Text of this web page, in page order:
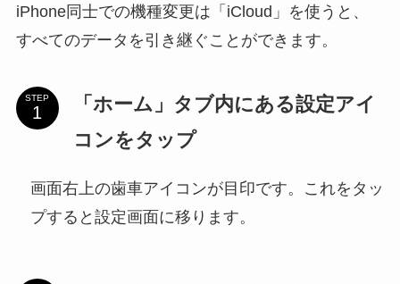
iPhone同士での機種変更は「iCloud」を使うと、
すべてのデータを引き継ぐことができます。
STEP
「ホーム」タブ内にある設定アイ
コンをタップ
画面右上の歯車アイコンが目印です。これをタッ
プすると設定画面に移ります。